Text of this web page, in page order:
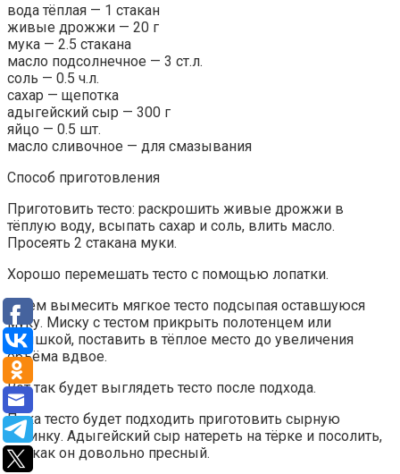
вода тёплая — 1 стакан
живые дрожжи — 20 г
мука — 2.5 стакана
масло подсолнечное — 3 ст.л.
соль — 0.5 ч.л.
сахар — щепотка
адыгейский сыр — 300 г
яйцо — 0.5 шт.
масло сливочное — для смазывания
Способ приготовления
Приготовить тесто: раскрошить живые дрожжи в
тёплую воду, всыпать сахар и соль, влить масло.
Просеять 2 стакана муки.
Хорошо перемешать тесто с помощью лопатки.
Затем вымесить мягкое тесто подсыпая оставшуюся
муку. Миску с тестом прикрыть полотенцем или
крышкой, поставить в тёплое место до увеличения
объёма вдвое.
Вот так будет выглядеть тесто после подхода.
Пока тесто будет подходить приготовить сырную
начинку. Адыгейский сыр натереть на тёрке и посолить,
так как он довольно пресный.